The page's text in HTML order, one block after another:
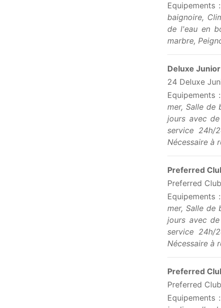
Equipements :
baignoire,
de l'eau en
marbre,
Deluxe
24 Deluxe
Equipements :
mer, Salle de
jours avec
service 24h/
Nécessaire à
Preferred
Preferred
Equipements :
mer, Salle de
jours avec
service 24h/
Nécessaire à
Preferred
Preferred
Equipements :